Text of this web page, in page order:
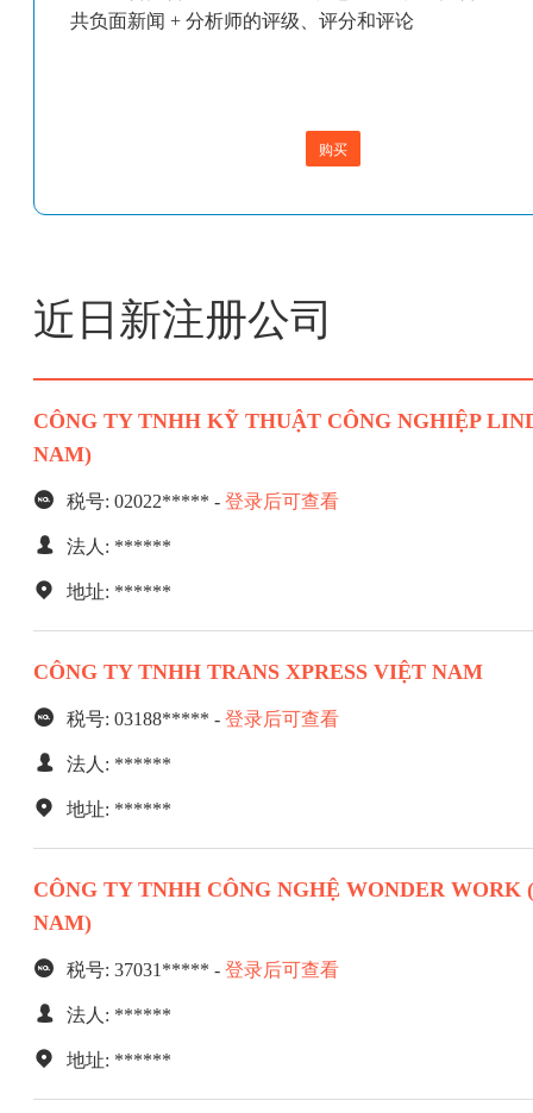
共负面新闻 + 分析师的评级、评分和评论
购买
近日新注册公司
CÔNG TY TNHH KỸ THUẬT CÔNG NGHIỆP
NAM)
税号: 02022***** - 登录后可查看
法人: ******
地址: ******
CÔNG TY TNHH TRANS XPRESS VIỆT NAM
税号: 03188***** - 登录后可查看
法人: ******
地址: ******
CÔNG TY TNHH CÔNG NGHỆ WONDER WORK
NAM)
税号: 37031***** - 登录后可查看
法人: ******
地址: ******